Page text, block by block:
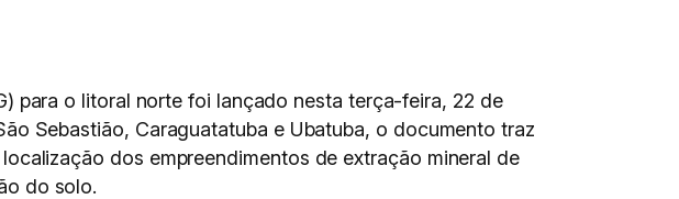
para o litoral norte foi lançado nesta terça-feira, 22 de
Sebastião, Caraguatatuba e Ubatuba, o documento traz
dos empreendimentos de extração mineral de
do solo.